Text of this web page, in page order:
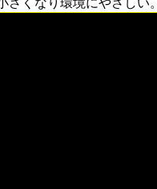
くなり環境にやさしい。